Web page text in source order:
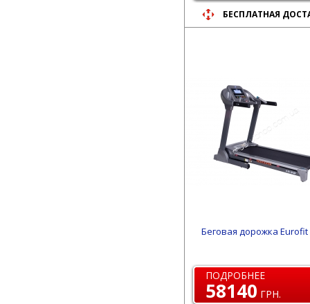
БЕСПЛАТНАЯ
Беговая дорожка Eurofit
ПОДРОБНЕЕ
58140 ГРН.